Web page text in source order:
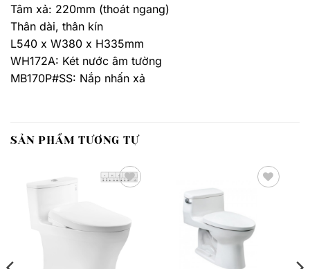
Tâm xả: 220mm (thoát ngang)
Thân dài, thân kín
L540 x W380 x H335mm
WH172A: Két nước âm tường
MB170P#SS: Nắp nhấn xả
SẢN PHẨM TƯƠNG TỰ